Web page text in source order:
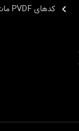
کدهای PVDF مات